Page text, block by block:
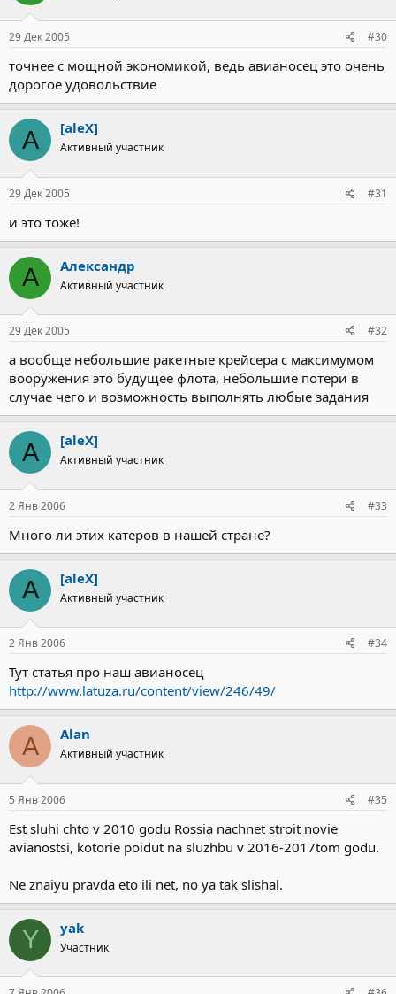
29 Дек 2005 #30
точнее с мощной экономикой, ведь авианосец это очень
дорогое удовольствие
A [aleX]
Активный участник
29 Дек 2005 #31
и это тоже!
А Александр
Активный участник
29 Дек 2005 #32
а вообще небольшие ракетные крейсера с максимумом
вооружения это будущее флота, небольшие потери в
случае чего и возможность выполнять любые задания
A [aleX]
Активный участник
2 Янв 2006 #33
Много ли этих катеров в нашей стране?
A [aleX]
Активный участник
2 Янв 2006 #34
Тут статья про наш авианосец
http://www.latuza.ru/content/view/246/49/
A Alan
Активный участник
5 Янв 2006 #35
Est sluhi chto v 2010 godu Rossia nachnet stroit novie
avianostsi, kotorie poidut na sluzhbu v 2016-2017tom godu.
Ne znaiyu pravda eto ili net, no ya tak slishal.
Y yak
Участник